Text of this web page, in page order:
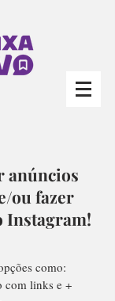
anúncios
ou fazer
Instagram!
como:
com links e +